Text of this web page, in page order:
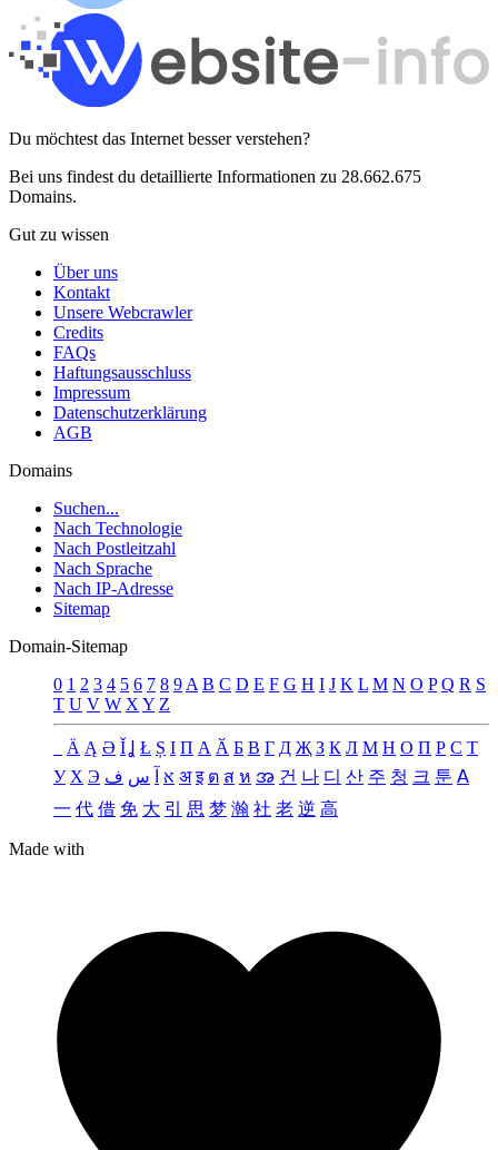
Du möchtest das Internet besser verstehen?
Bei uns findest du detaillierte Informationen zu 28.662.675
Domains.
Gut zu wissen
Über uns
Kontakt
Unsere Webcrawler
Credits
FAQs
Haftungsausschluss
Impressum
Datenschutzerklärung
AGB
Domains
Suchen...
Nach Technologie
Nach Postleitzahl
Nach Sprache
Nach IP-Adresse
Sitemap
Domain-Sitemap
0 1 2 3 4 5 6 7 8 9 A B C D E F G H I J K L M N O P Q R S
T U V W X Y Z
Ä Ą Ə Ǐ Ʝ Ł Ș Ι Π А Ӑ Б В Г Д Җ З К Л М Н О П Р С Т
У Х Э א س ف अ इ ต ส ห အ 건 나 디 산 주 청 크 툰 ꓮ
一 代 借 免 大 引 思 梦 瀚 社 老 逆 高
Made with